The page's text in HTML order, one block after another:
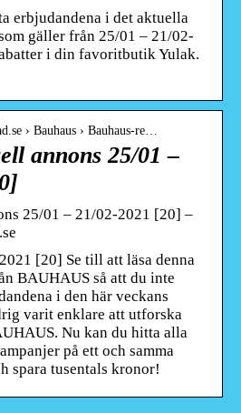
erbjudandena i det aktuella
gäller från 25/01 – 21/02-
i din favoritbutik Yulak.
› Bauhaus › Bauhaus-re…
annons 25/01 –
25/01 – 21/02-2021 [20] –
[20] Se till att läsa denna
BAUHAUS så att du inte
i den här veckans
varit enklare att utforska
Nu kan du hitta alla
på ett och samma
spara tusentals kronor!